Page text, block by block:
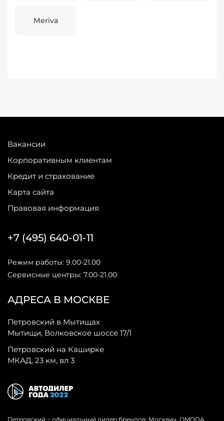
Meriva
Вакансии
Корпоративным клиентам
Кредит и страхование
Карта сайта
Правовая информация
АДРЕСА В МОСКВЕ
Петровский в Мытищах
Мытищи, Волковское шоссе 17/1
Петровский на Каширке
МКАД, 23 км, вл 3
+7 (495) 640-01-11
Режим работы: 9.00-21.00
Сервисные центры: 7.00-21.00
Петровский − официальный дилер брендов: Москвич, OMODA,